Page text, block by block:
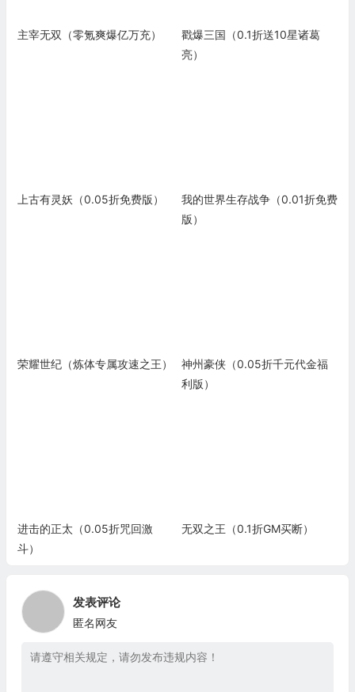
主宰无双（零氪爽爆亿万充）
戳爆三国（0.1折送10星诸葛
亮）
上古有灵妖（0.05折免费版）
我的世界生存战争（0.01折免费
版）
荣耀世纪（炼体专属攻速之王）
神州豪侠（0.05折千元代金福
利版）
进击的正太（0.05折咒回激
斗）
无双之王（0.1折GM买断）
发表评论
匿名网友